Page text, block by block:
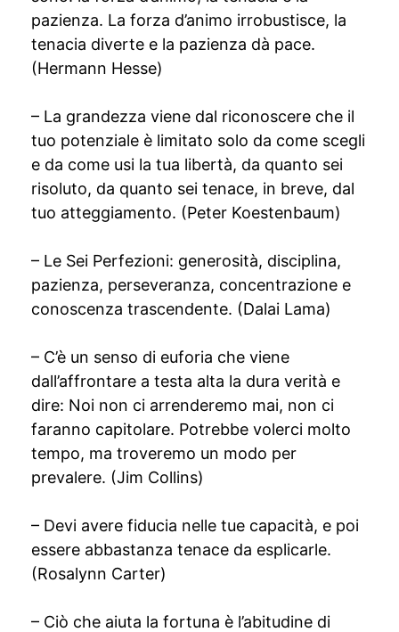
pazienza. La forza d’animo irrobustisce, la
tenacia diverte e la pazienza dà pace.
(Hermann Hesse)
– La grandezza viene dal riconoscere che il
tuo potenziale è limitato solo da come scegli
e da come usi la tua libertà, da quanto sei
risoluto, da quanto sei tenace, in breve, dal
tuo atteggiamento. (Peter Koestenbaum)
– Le Sei Perfezioni: generosità, disciplina,
pazienza, perseveranza, concentrazione e
conoscenza trascendente. (Dalai Lama)
– C’è un senso di euforia che viene
dall’affrontare a testa alta la dura verità e
dire: Noi non ci arrenderemo mai, non ci
faranno capitolare. Potrebbe volerci molto
tempo, ma troveremo un modo per
prevalere. (Jim Collins)
– Devi avere fiducia nelle tue capacità, e poi
essere abbastanza tenace da esplicarle.
(Rosalynn Carter)
– Ciò che aiuta la fortuna è l’abitudine di